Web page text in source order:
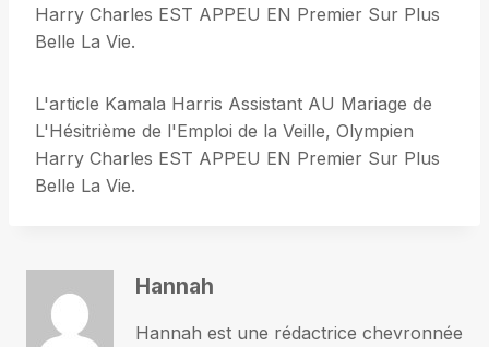
Harry Charles EST APPEU EN Premier Sur Plus
Belle La Vie.
L'article Kamala Harris Assistant AU Mariage de
L'Hésitrième de l'Emploi de la Veille, Olympien
Harry Charles EST APPEU EN Premier Sur Plus
Belle La Vie.
Hannah
Hannah est une rédactrice chevronnée